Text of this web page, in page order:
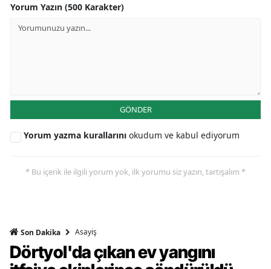
Yorum Yazın (500 Karakter)
GÖNDER
Yorum yazma kurallarını okudum ve kabul ediyorum
* Bu içerik ile ilgili yorum yok, ilk yorumu siz yazın, tartışalım *
Son Dakika Asayiş
Dörtyol'da çıkan ev yangını